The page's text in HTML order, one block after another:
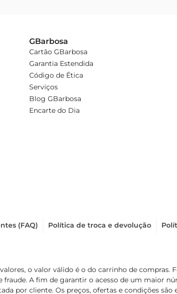
GBarbosa
Cartão GBarbosa
Garantia Estendida
Código de Ética
Serviços
Blog GBarbosa
Encarte do Dia
(FAQ) Política de troca e devolução
o valor válido é o do carrinho de
fraude. A fim de garantir o acesso de um maior
por cliente. Os preços, ofertas e condições